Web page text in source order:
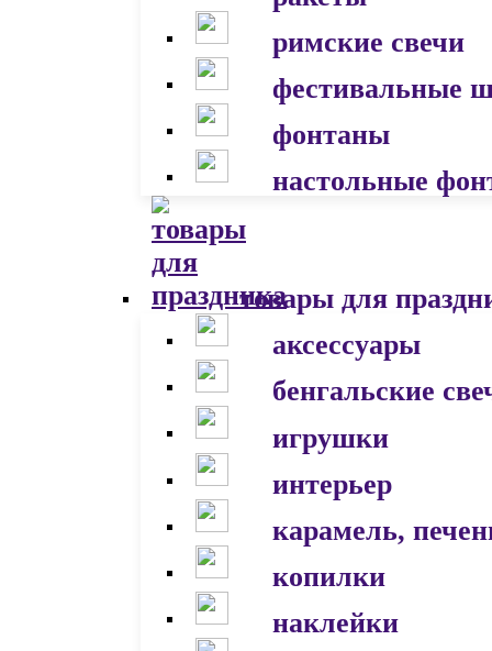
римские свечи
фестивальные
фонтаны
настольные
товары для
аксессуары
бенгальские
игрушки
интерьер
карамель,
копилки
наклейки